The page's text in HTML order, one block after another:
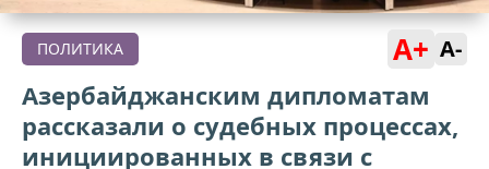
ПОЛИТИКА A+ A-
Азербайджанским дипломатам
рассказали о судебных процессах,
инициированных в связи с